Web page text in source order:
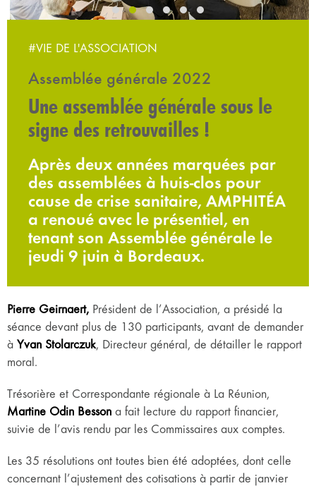
#VIE DE L'ASSOCIATION
Assemblée générale 2022
Une assemblée générale sous le
signe des retrouvailles !
Après deux années marquées par
des assemblées à huis-clos pour
cause de crise sanitaire, AMPHITÉA
a renoué avec le présentiel, en
tenant son Assemblée générale le
jeudi 9 juin à Bordeaux.
Pierre Geirnaert, Président de l’Association, a présidé la
séance devant plus de 130 participants, avant de demander
à Yvan Stolarczuk, Directeur général, de détailler le rapport
moral.
Trésorière et Correspondante régionale à La Réunion,
Martine Odin Besson a fait lecture du rapport financier,
suivie de l’avis rendu par les Commissaires aux comptes.
Les 35 résolutions ont toutes bien été adoptées, dont celle
concernant l’ajustement des cotisations à partir de janvier